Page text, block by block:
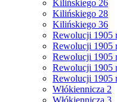
Kilińskiego 26
Kilińskiego 28
Kilińskiego 36
Rewolucji 1905
Rewolucji 1905
Rewolucji 1905
Rewolucji 1905
Rewolucji 1905
Włókiennicza 2
Włókiennicza 3